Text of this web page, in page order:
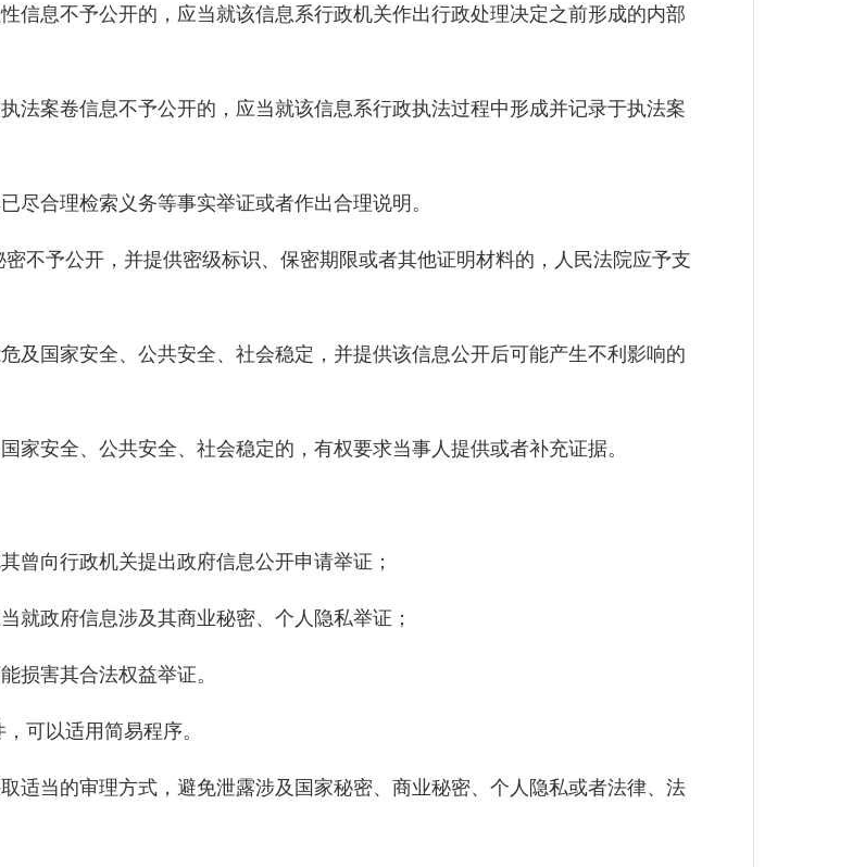
息不予公开的，应当就该信息系行政机关作出行政处理决定之前形成的内部
案卷信息不予公开的，应当就该信息系行政执法过程中形成并记录于执法案
合理检索义务等事实举证或者作出合理说明。
予公开，并提供密级标识、保密期限或者其他证明材料的，人民法院应予支
国家安全、公共安全、社会稳定，并提供该信息公开后可能产生不利影响的
安全、公共安全、社会稳定的，有权要求当事人提供或者补充证据。
向行政机关提出政府信息公开申请举证；
政府信息涉及其商业秘密、个人隐私举证；
害其合法权益举证。
可以适用简易程序。
当的审理方式，避免泄露涉及国家秘密、商业秘密、个人隐私或者法律、法